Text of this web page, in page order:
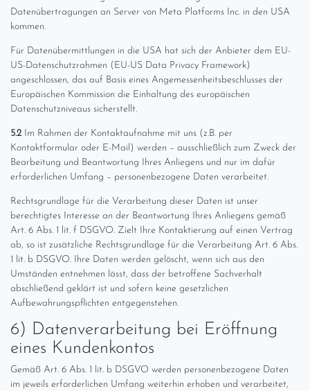
Datenübertragungen an Server von Meta Platforms Inc. in den USA
kommen.
Für Datenübermittlungen in die USA hat sich der Anbieter dem EU-
US-Datenschutzrahmen (EU-US Data Privacy Framework)
angeschlossen, das auf Basis eines Angemessenheitsbeschlusses der
Europäischen Kommission die Einhaltung des europäischen
Datenschutzniveaus sicherstellt.
5.2Im Rahmen der Kontaktaufnahme mit uns (z.B. per
Kontaktformular oder E-Mail) werden – ausschließlich zum Zweck der
Bearbeitung und Beantwortung Ihres Anliegens und nur im dafür
erforderlichen Umfang – personenbezogene Daten verarbeitet.
Rechtsgrundlage für die Verarbeitung dieser Daten ist unser
berechtigtes Interesse an der Beantwortung Ihres Anliegens gemäß
Art. 6 Abs. 1 lit. f DSGVO. Zielt Ihre Kontaktierung auf einen Vertrag
ab, so ist zusätzliche Rechtsgrundlage für die Verarbeitung Art. 6 Abs.
1 lit. b DSGVO. Ihre Daten werden gelöscht, wenn sich aus den
Umständen entnehmen lässt, dass der betroffene Sachverhalt
abschließend geklärt ist und sofern keine gesetzlichen
Aufbewahrungspflichten entgegenstehen.
6) Datenverarbeitung bei Eröffnung
eines Kundenkontos
Gemäß Art. 6 Abs. 1 lit. b DSGVO werden personenbezogene Daten
im jeweils erforderlichen Umfang weiterhin erhoben und verarbeitet,